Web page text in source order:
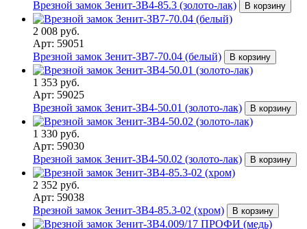
Врезной замок Зенит-ЗВ4-85.3 (золото-лак)
В корзину
2 008 руб.
Арт: 59051
Врезной замок Зенит-ЗВ7-70.04 (белый)
В корзину
1 353 руб.
Арт: 59025
Врезной замок Зенит-ЗВ4-50.01 (золото-лак)
В корзину
1 330 руб.
Арт: 59030
Врезной замок Зенит-ЗВ4-50.02 (золото-лак)
В корзину
2 352 руб.
Арт: 59038
Врезной замок Зенит-ЗВ4-85.3-02 (хром)
В корзину